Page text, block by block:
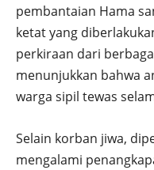
pembantaian Hama
ketat yang
perkiraan dari
menunjukkan bahwa
warga sipil tewas
Selain korban jiwa,
mengalami